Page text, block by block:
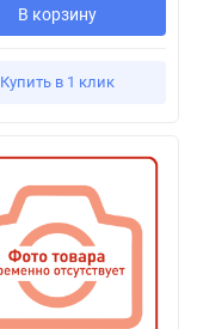
В корзину
Купить в 1 клик